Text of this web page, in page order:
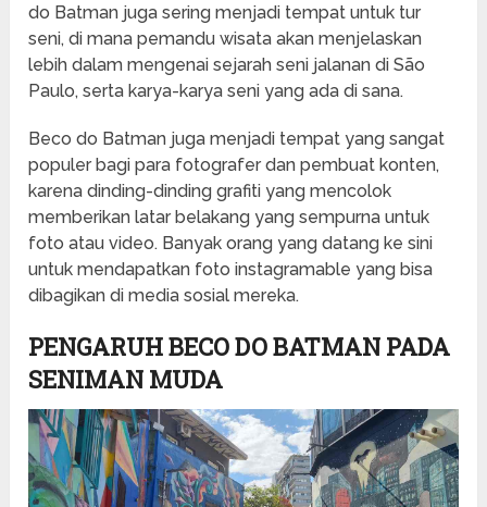
do Batman juga sering menjadi tempat untuk tur
seni, di mana pemandu wisata akan menjelaskan
lebih dalam mengenai sejarah seni jalanan di São
Paulo, serta karya-karya seni yang ada di sana.
Beco do Batman juga menjadi tempat yang sangat
populer bagi para fotografer dan pembuat konten,
karena dinding-dinding grafiti yang mencolok
memberikan latar belakang yang sempurna untuk
foto atau video. Banyak orang yang datang ke sini
untuk mendapatkan foto instagramable yang bisa
dibagikan di media sosial mereka.
PENGARUH BECO DO BATMAN PADA
SENIMAN MUDA